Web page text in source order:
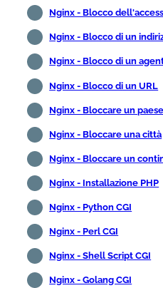
Nginx - Blocco
Nginx - Blocco di un
Nginx - Blocco di un
Nginx - Blocco di un URL
Nginx - Bloccare un paese
Nginx - Bloccare una città
Nginx - Bloccare un
Nginx - Installazione PHP
Nginx - Python CGI
Nginx - Perl CGI
Nginx - Shell Script CGI
Nginx - Golang CGI